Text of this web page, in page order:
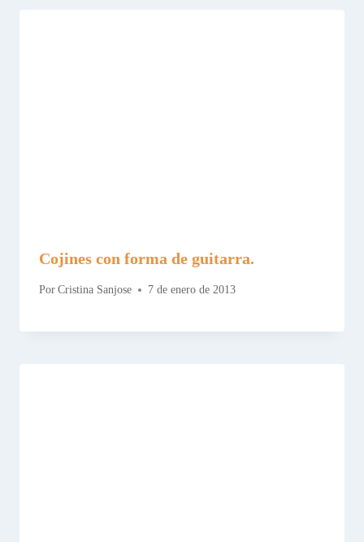
Cojines con forma de guitarra.
Por Cristina Sanjose 7 de enero de 2013